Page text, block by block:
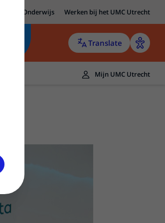
Onderwijs Werken bij het UMC Utrecht
Translate
Mijn UMC Utrecht